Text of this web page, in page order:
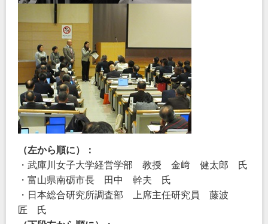
（左から順に）：
・武庫川女子大学経営学部 教授 金﨑 健太郎 氏
・富山県南砺市長 田中 幹夫 氏
・日本総合研究所調査部 上席主任研究員 藤波
匠 氏